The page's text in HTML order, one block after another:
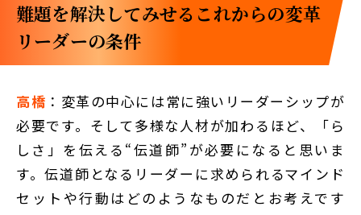
難題を解決してみせる――これからの変革
リーダーの条件
高橋 ：変革の中心には常に強いリーダーシップが
必要です。そして多様な人材が加わるほど、「ら
しさ」を伝える“伝道師”が必要になると思いま
す。伝道師となるリーダーに求められるマインド
セットや行動はどのようなものだとお考えです